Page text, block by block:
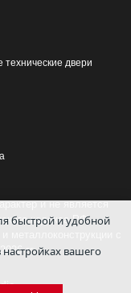
технические двери
и не является
кодекса РФ.
с
гг.
быстрой и удобной
настройках вашего